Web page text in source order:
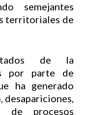
semejantes
territoriales de
de la
por parte de
ha generado
de procesos